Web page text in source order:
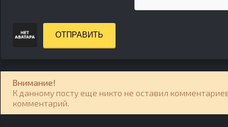
ОТПРАВИТЬ
Внимание!
К данному посту еще никто не оставил
комментарий.